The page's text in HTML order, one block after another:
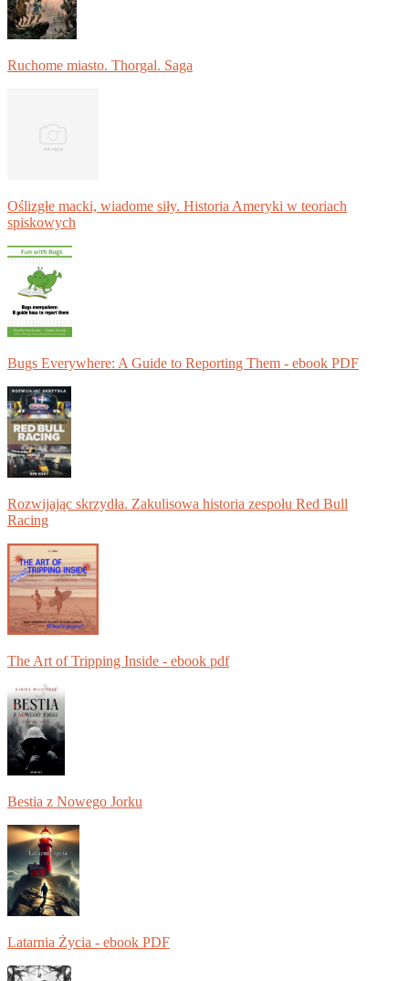
Ruchome miasto. Thorgal. Saga
Oślizgłe macki, wiadome siły. Historia Ameryki w teoriach
spiskowych
Bugs Everywhere: A Guide to Reporting Them - ebook PDF
Rozwijając skrzydła. Zakulisowa historia zespołu Red Bull
Racing
The Art of Tripping Inside - ebook pdf
Bestia z Nowego Jorku
Latarnia Życia - ebook PDF